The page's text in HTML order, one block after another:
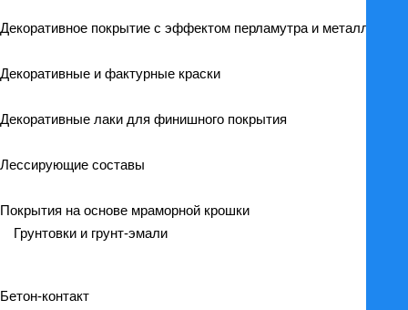
Декоративное покрытие с эффектом перламутра и металлика
Декоративные и фактурные краски
Декоративные лаки для финишного покрытия
Лессирующие составы
Покрытия на основе мраморной крошки
Грунтовки и грунт-эмали
Бетон-контакт